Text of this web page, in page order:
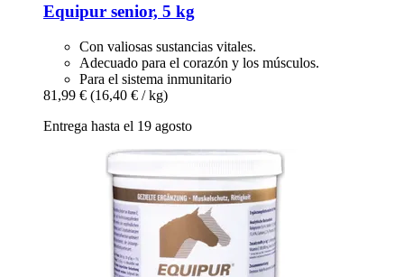
Equipur senior, 5 kg
Con valiosas sustancias vitales.
Adecuado para el corazón y los músculos.
Para el sistema inmunitario
81,99 € (16,40 € / kg)
Entrega hasta el 19 agosto